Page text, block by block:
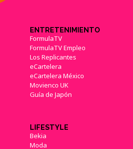
ENTRETENIMIENTO
FormulaTV
FormulaTV Empleo
Los Replicantes
eCartelera
eCartelera México
Movienco UK
Guía de Japón
LIFESTYLE
Bekia
Moda